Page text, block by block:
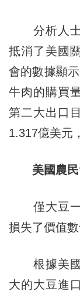
分析人士
抵消了美國
會的數據顯
牛肉的購買
第二大出口
1.317億美元
美國農民“
僅大豆一
損失了價值
根據美國
大的大豆進